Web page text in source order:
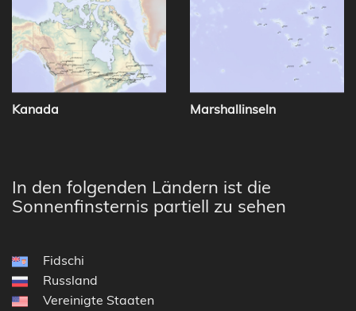
Kanada Marshallinseln
In den folgenden Ländern ist die
Sonnenfinsternis partiell zu sehen
Fidschi
Russland
Vereinigte Staaten